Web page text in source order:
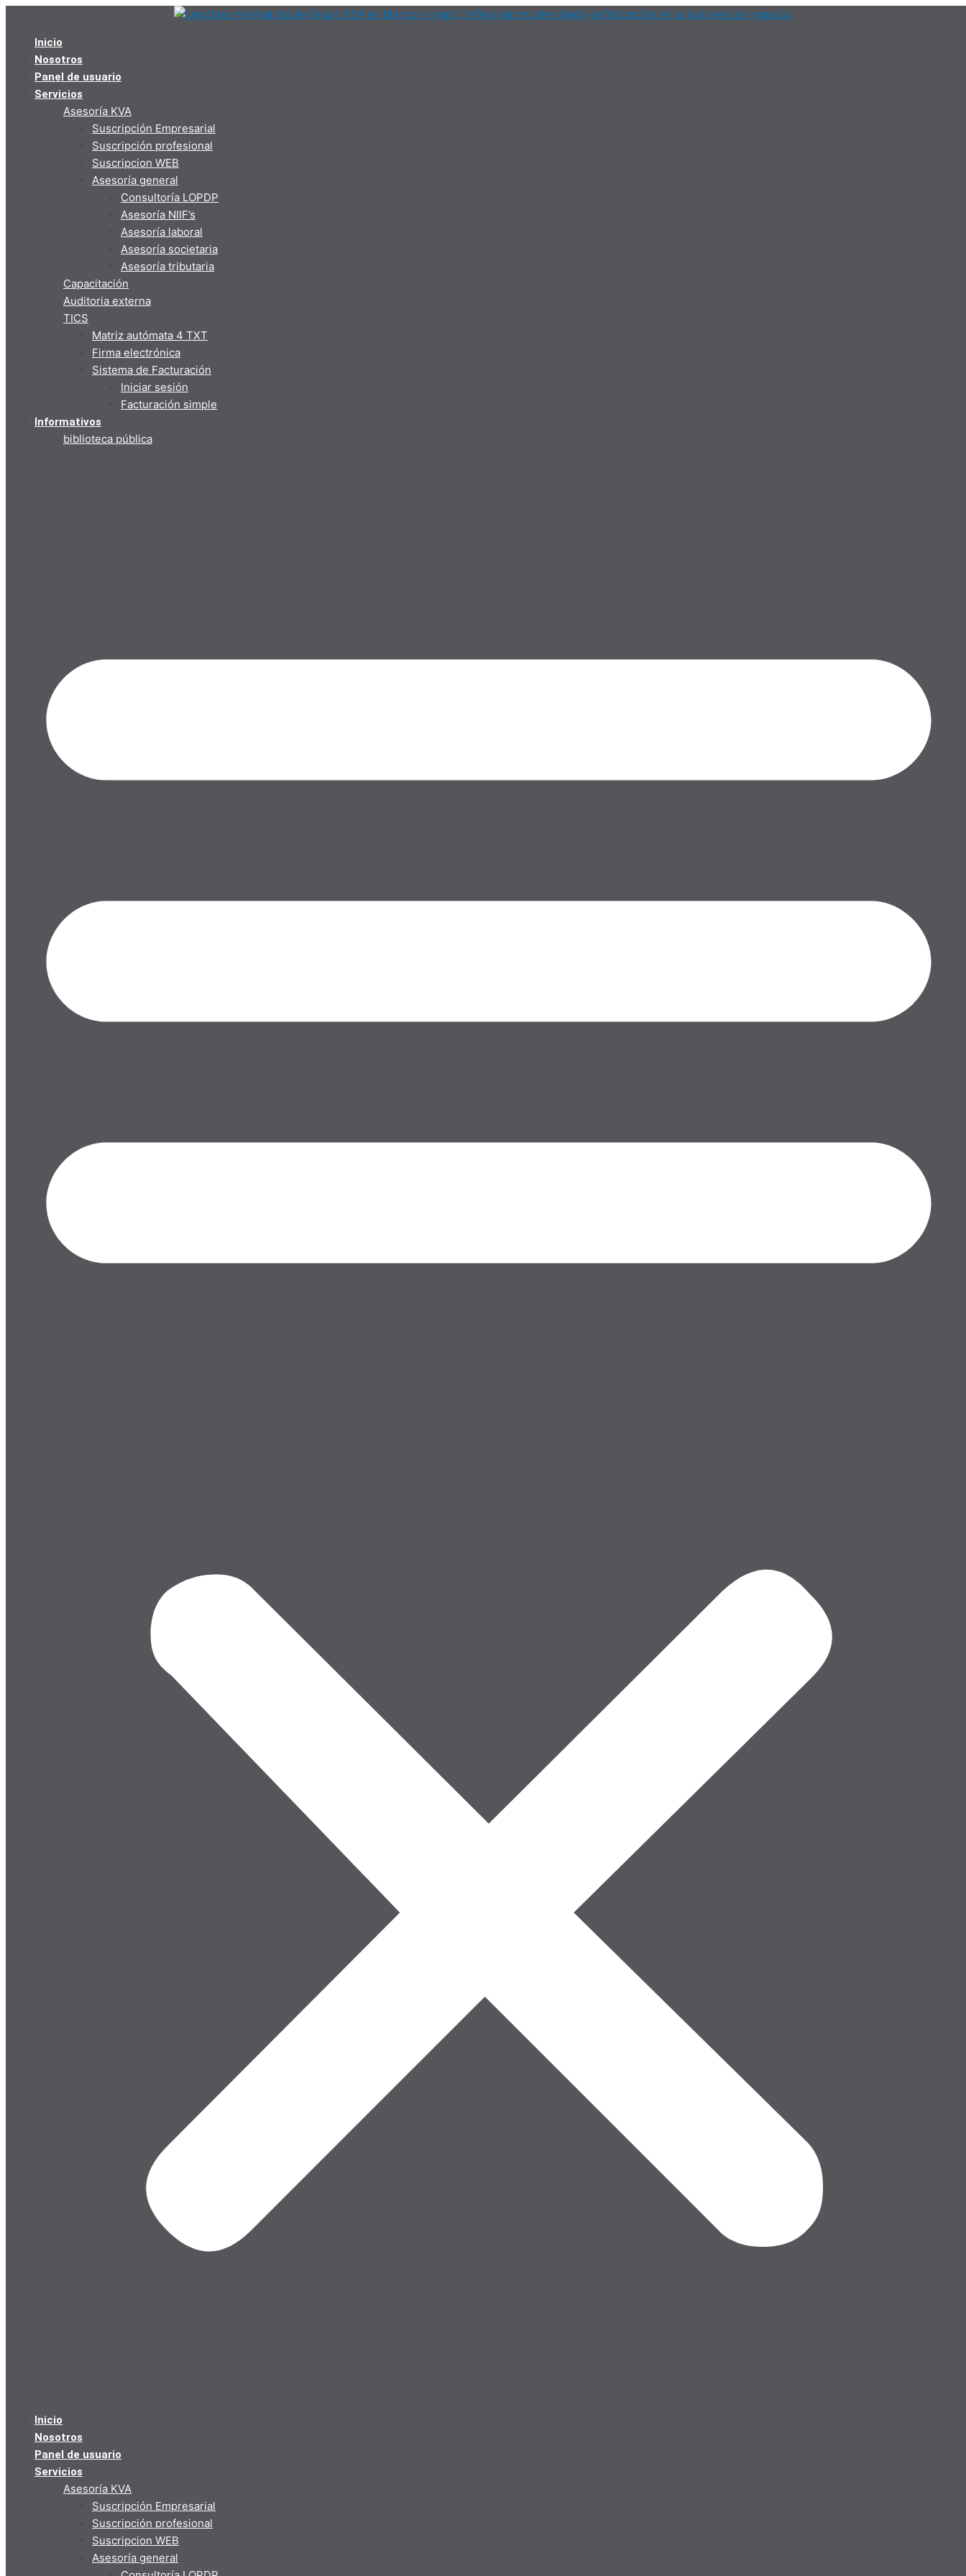
Ir
contenido
Inicio
Nosotros
Panel de usuario
Servicios
Asesoría KVA
Suscripción Empresarial
Suscripción profesional
Suscripcion WEB
Asesoría general
Consultoría LOPDP
Asesoría NIIF’s
Asesoría laboral
Asesoría societaria
Asesoría tributaria
Capacitación
Auditoria externa
TICS
Matriz autómata 4 TXT
Firma electrónica
Sistema de Facturación
Iniciar sesión
Facturación simple
Informativos
biblioteca pública
Inicio
Nosotros
Panel de usuario
Servicios
Asesoría KVA
Suscripción Empresarial
Suscripción profesional
Suscripcion WEB
Asesoría general